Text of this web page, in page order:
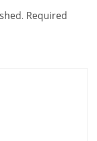
Required